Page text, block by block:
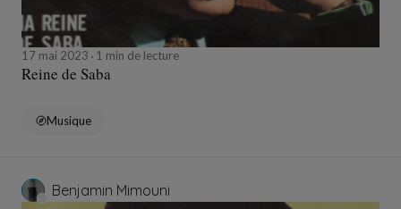
17 mai 2023 1 min de lecture
Reine de Saba
Musique
Benjamin Mimouni